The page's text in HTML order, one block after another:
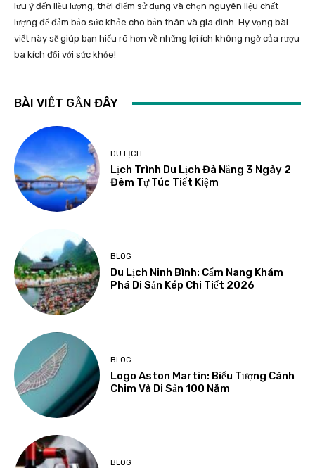
lưu ý đến liều lượng, thời điểm sử dụng và chọn nguyên liệu chất
lượng để đảm bảo sức khỏe cho bản thân và gia đình. Hy vọng bài
viết này sẽ giúp bạn hiểu rõ hơn về những lợi ích không ngờ của rượu
ba kích đối với sức khỏe!
BÀI VIẾT GẦN ĐÂY
DU LỊCH
Lịch Trình Du Lịch Đà Nẵng 3 Ngày 2
Đêm Tự Túc Tiết Kiệm
BLOG
Du Lịch Ninh Bình: Cẩm Nang Khám
Phá Di Sản Kép Chi Tiết 2026
BLOG
Logo Aston Martin: Biểu Tượng Cánh
Chim Và Di Sản 100 Năm
BLOG